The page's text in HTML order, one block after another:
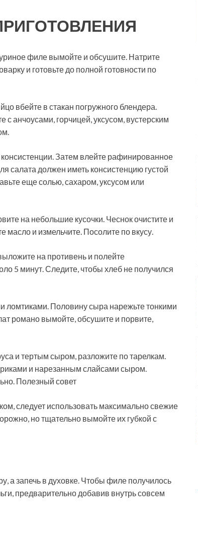
филе вымойте и обсушите. Натрите
и готовьте до полной готовности по
вбейте в стакан погружного блендера.
с анчоусами, горчицей, уксусом, вустерским
Затем влейте рафинированное
салата должен иметь консистенцию густой
еще солью, сахаром, уксусом или
на небольшие кусочки. Чеснок очистите и
масло и измельчите. Посолите по вкусу.
на противень и полейте
5 минут. Следите, чтобы хлеб не получился
ломтиками. Половину сыра нарежьте тонкими
романо вымойте, обсушите и порвите,
и тертым сыром, разложите по тарелкам.
и нарезанным слайсами сыром.
Полезный совет
следует использовать максимально свежие
но тщательно вымойте их губкой с
а запечь в духовке. Чтобы филе получилось
предварительно добавив внутрь совсем